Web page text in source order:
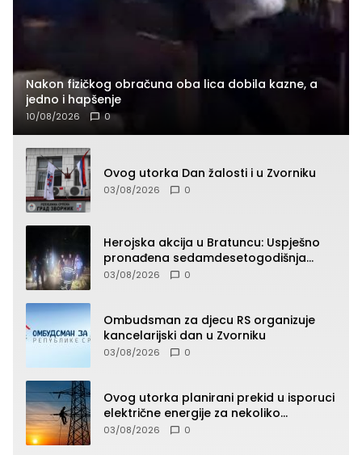
Nakon fizičkog obračuna oba lica dobila kazne, a
jedno i hapšenje
10/08/2026 0
Ovog utorka Dan žalosti i u Zvorniku
03/08/2026 0
Herojska akcija u Bratuncu: Uspješno
pronađena sedamdesetogodišnja
Ivanka Lazić, rodom iz Kravice.
03/08/2026 0
Ombudsman za djecu RS organizuje
kancelarijski dan u Zvorniku
03/08/2026 0
Ovog utorka planirani prekid u isporuci
električne energije za nekoliko
zvorničkih naselja
03/08/2026 0